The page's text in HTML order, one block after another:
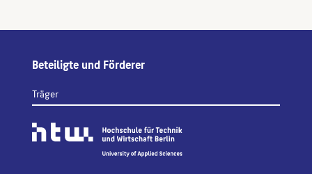
Beteiligte und Förderer
Träger